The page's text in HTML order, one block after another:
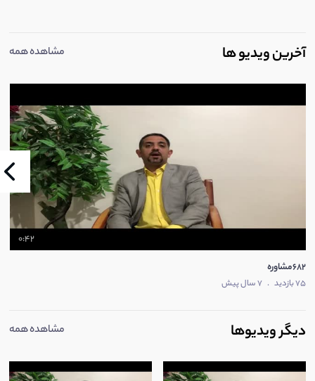
آخرین ویدیو ها مشاهده همه
0:42
682مشاوره
75 بازدید . 7 سال پیش
دیگر ویدیوها مشاهده همه